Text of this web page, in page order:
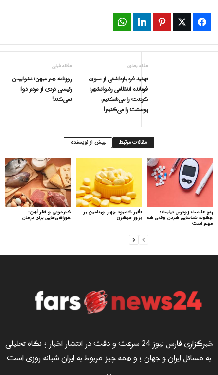
Facebook
Twitter
Pinterest
LinkedIn
مقاله قبلی
روزنامه هم میهن: نخوابیدن
رئیسی دردی از مردم دوا
نمی‌کند!
مقاله بعدی
تهدید فرد بازداشتى از سوى
فرمانده انتظامی رضوانشهر:
گردنت را می‌شکنیم.
پوستت را می‌کنیم!
مقالات مرتبط بیش از نویسنده
کم‌خونی و فقر آهن:
خوراکی‌هایی برای درمان
تأثیر کمبود چهار ویتامین بر
بروز میگرن
پنج علامت زودرس دیابت:
چگونه شناسایی کردن وقتی که
مهم است
خبرگزاری فارس نیوز 24 سرعت و دقت در انتشار اخبار ؛ نگاه تحلیلی
به مسائل ایران و جهان ؛ و همه چیز مربوط به ایران شبانه روزی است